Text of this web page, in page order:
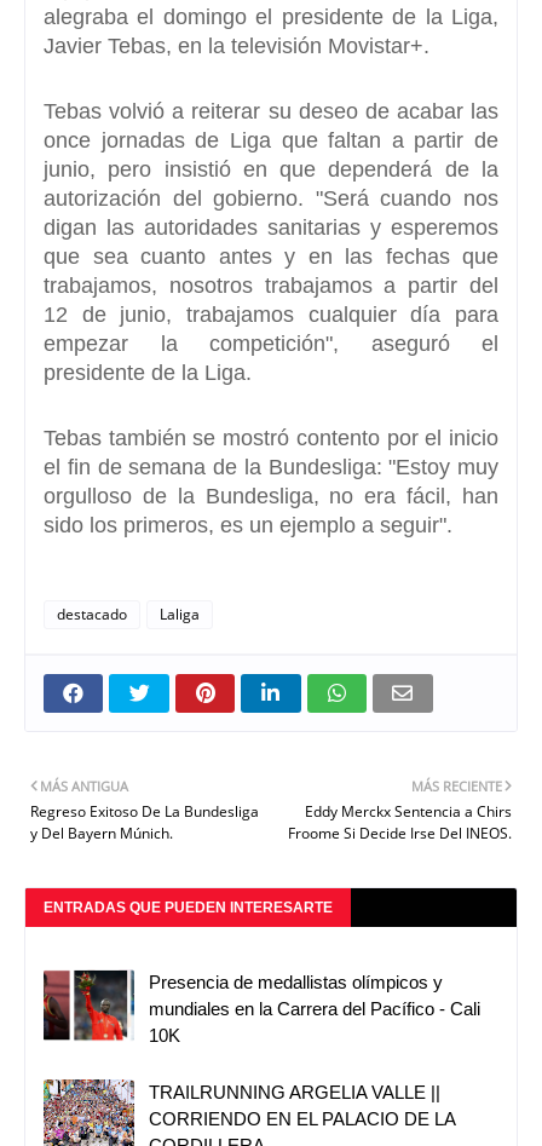
alegraba el domingo el presidente de la Liga,
Javier Tebas, en la televisión Movistar+.
Tebas volvió a reiterar su deseo de acabar las
once jornadas de Liga que faltan a partir de
junio, pero insistió en que dependerá de la
autorización del gobierno. "Será cuando nos
digan las autoridades sanitarias y esperemos
que sea cuanto antesy en las fechas que
trabajamos, nosotros trabajamos a partir del
12 de junio, trabajamos cualquier día para
empezar la competición", aseguró el
presidente de la Liga.
Tebas también se mostró contento por el inicio
el fin de semana de la Bundesliga: "Estoy muy
orgulloso de la Bundesliga, no era fácil, han
sido los primeros, es un ejemplo a seguir".
destacado Laliga
MÁS RECIENTE
Eddy Merckx Sentencia a Chirs
Froome Si Decide Irse Del INEOS.
MÁS ANTIGUA
Regreso Exitoso De La Bundesliga
y Del Bayern Múnich.
ENTRADAS QUE PUEDEN INTERESARTE
Presencia de medallistas olímpicos y
mundiales en la Carrera del Pacífico - Cali
10K
TRAILRUNNING ARGELIA VALLE ||
CORRIENDO EN EL PALACIO DE LA